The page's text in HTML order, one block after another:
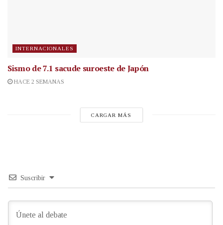
INTERNACIONALES
Sismo de 7.1 sacude suroeste de Japón
HACE 2 SEMANAS
CARGAR MÁS
Suscribir